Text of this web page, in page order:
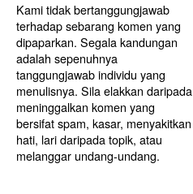
Kami tidak bertanggungjawab
terhadap sebarang komen yang
dipaparkan. Segala kandungan
adalah sepenuhnya
tanggungjawab individu yang
menulisnya. Sila elakkan daripada
meninggalkan komen yang
bersifat spam, kasar, menyakitkan
hati, lari daripada topik, atau
melanggar undang-undang.